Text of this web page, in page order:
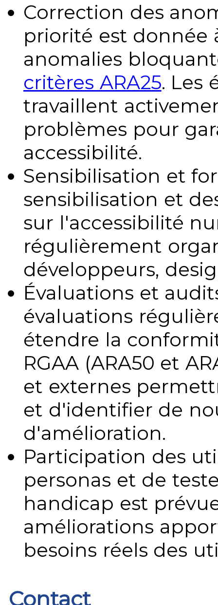
Correction des
priorité est donnée
anomalies
critères ARA25. Les
travaillent
problèmes pour
accessibilité.
Sensibilisation et
sensibilisation et
sur l'accessibilité
régulièrement
développeurs,
Évaluations et
évaluations
étendre la
RGAA (ARA50 et
et externes
et d'identifier de
d'amélioration.
Participation des
personas et de
handicap est
améliorations
besoins réels des
Contact